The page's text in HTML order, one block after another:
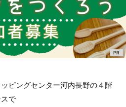
ピングセンター河内長野の４階
で